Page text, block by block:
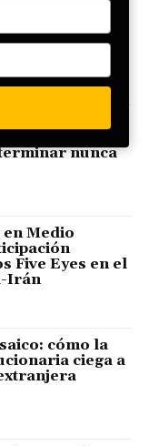
en la
y Gaza:
nunca
Medio
Five Eyes en el
Irán
cómo la
ciega a